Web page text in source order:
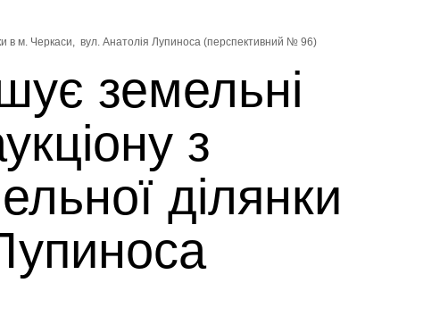
в м. Черкаси, вул. Анатолія Лупиноса (перспективний № 96)
земельні
з
ділянки